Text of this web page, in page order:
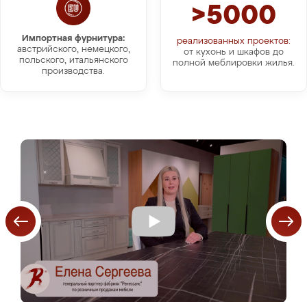
Импортная фурнитура:
австрийского, немецкого,
польского, итальянского
производства.
>5000
реализованных проектов:
от кухонь и шкафов до
полной меблировки жилья.